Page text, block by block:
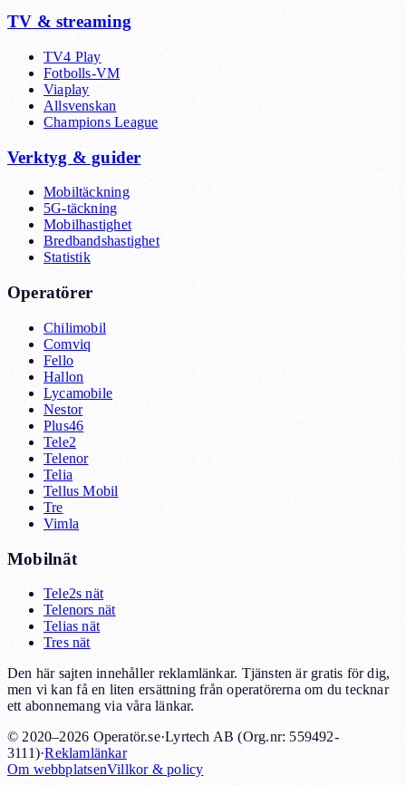
TV & streaming
TV4 Play
Fotbolls-VM
Viaplay
Allsvenskan
Champions League
Verktyg & guider
Mobiltäckning
5G-täckning
Mobilhastighet
Bredbandshastighet
Statistik
Operatörer
Chilimobil
Comviq
Fello
Hallon
Lycamobile
Nestor
Plus46
Tele2
Telenor
Telia
Tellus Mobil
Tre
Vimla
Mobilnät
Tele2s nät
Telenors nät
Telias nät
Tres nät
Den här sajten innehåller reklamlänkar. Tjänsten är gratis för dig,
men vi kan få en liten ersättning från operatörerna om du tecknar
ett abonnemang via våra länkar.
© 2020–2026 Operatör.se·Lyrtech AB (Org.nr: 559492-
3111)·Reklamlänkar
Om webbplatsenVillkor & policy